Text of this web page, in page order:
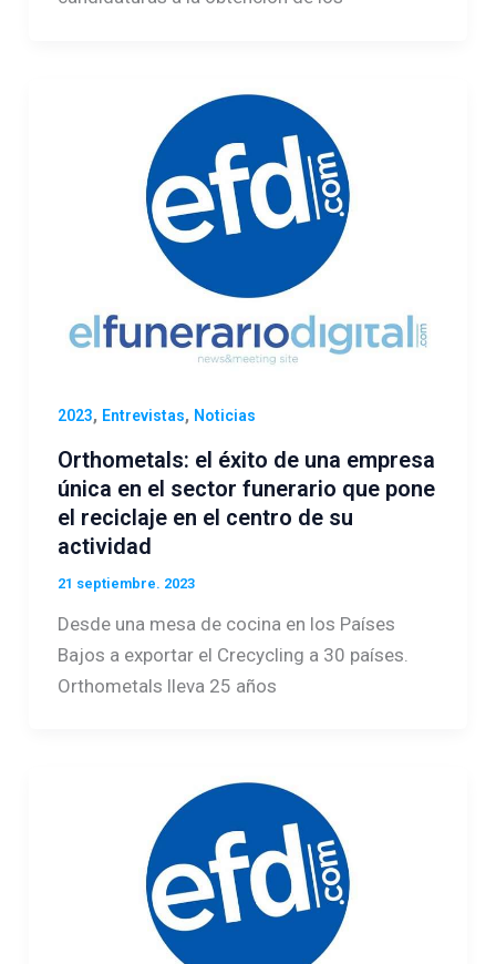
2023, Entrevistas, Noticias
Orthometals: el éxito de una empresa
única en el sector funerario que pone
el reciclaje en el centro de su
actividad
21 septiembre. 2023
Desde una mesa de cocina en los Países
Bajos a exportar el Crecycling a 30 países.
Orthometals lleva 25 años